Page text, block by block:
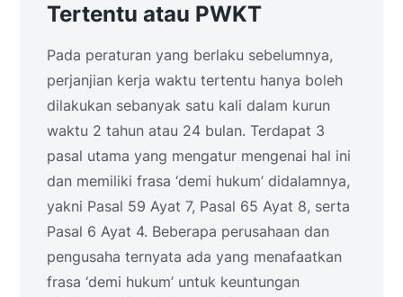
Tertentu atau PWKT
Pada peraturan yang berlaku sebelumnya,
perjanjian kerja waktu tertentu hanya boleh
dilakukan sebanyak satu kali dalam kurun
waktu 2 tahun atau 24 bulan. Terdapat 3
pasal utama yang mengatur mengenai hal ini
dan memiliki frasa ‘demi hukum’ didalamnya,
yakni Pasal 59 Ayat 7, Pasal 65 Ayat 8, serta
Pasal 6 Ayat 4. Beberapa perusahaan dan
pengusaha ternyata ada yang menafaatkan
frasa ‘demi hukum’ untuk keuntungan